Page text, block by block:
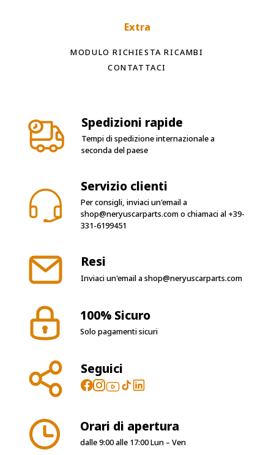
Extra
MODULO RICHIESTA RICAMBI
CONTATTACI
Spedizioni rapide
Tempi di spedizione internazionale a
seconda del paese
Servizio clienti
Per consigli, inviaci un'email a
shop@neryuscarparts.como chiamaci al +39-
331-6199451
Resi
Inviaci un'email ashop@neryuscarparts.com
100% Sicuro
Solo pagamenti sicuri
Seguici
Orari di apertura
dalle 9:00 alle 17:00 Lun – Ven